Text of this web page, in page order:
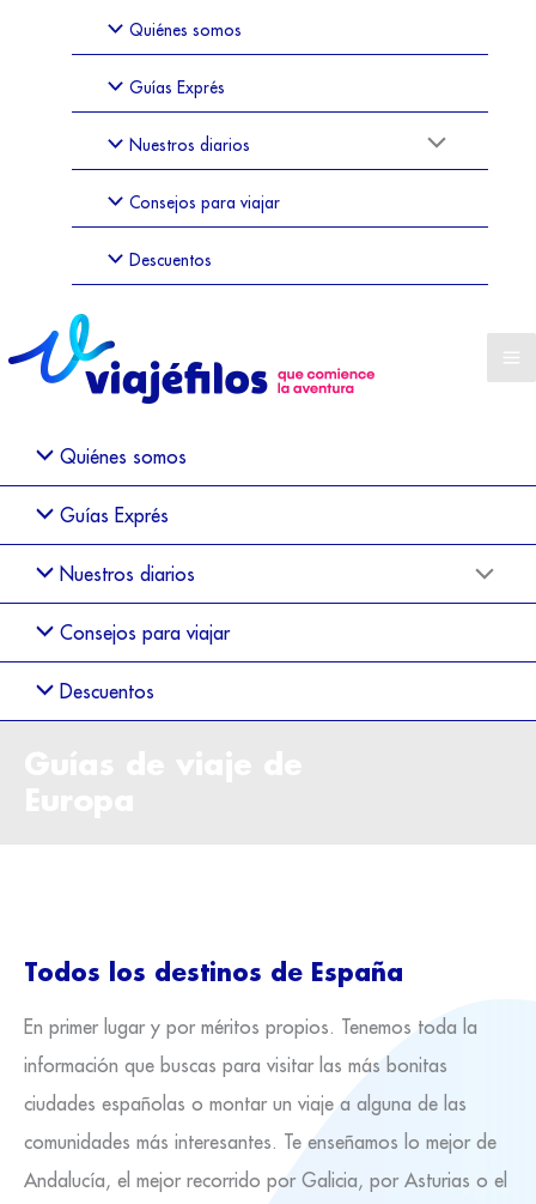
Quiénes somos
Guías Exprés
Nuestros diarios
Consejos para viajar
Descuentos
Quiénes somos
Guías Exprés
Nuestros diarios
Consejos para viajar
Descuentos
Todos los destinos de España
En primer lugar y por méritos propios. Tenemos toda la
información que buscas para visitar las más bonitas
ciudades españolas o montar un viaje a alguna de las
comunidades más interesantes. Te enseñamos lo mejor de
Andalucía, el mejor recorrido por Galicia, por Asturias o el